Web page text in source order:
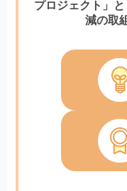
プロジェクト」
減の取